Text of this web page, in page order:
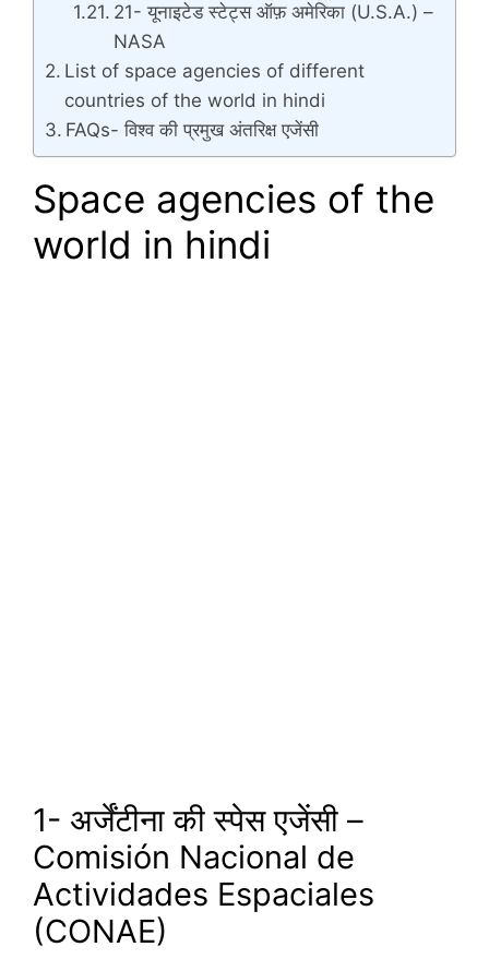
21- यूनाइटेड स्टेट्स ऑफ़ अमेरिका (U.S.A.) –
NASA
List of space agencies of different
countries of the world in hindi
FAQs- विश्व की प्रमुख अंतरिक्ष एजेंसी
Space agencies of the
world in hindi
1- अर्जेंटीना की स्पेस एजेंसी –
Comisión Nacional de
Actividades Espaciales
(CONAE)